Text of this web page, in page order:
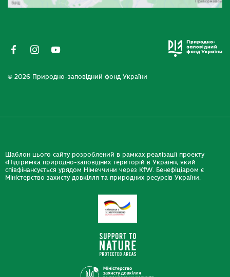
© 2026 Природно-заповідний фонд України
Шаблон цього сайту розроблений в рамках реалізації проекту
«Підтримка природно-заповідних територій в Україні», який
співфінансується урядом Німеччини через KfW. Бенефіціаром є
Міністерство захисту довкілля та природних ресурсів України.